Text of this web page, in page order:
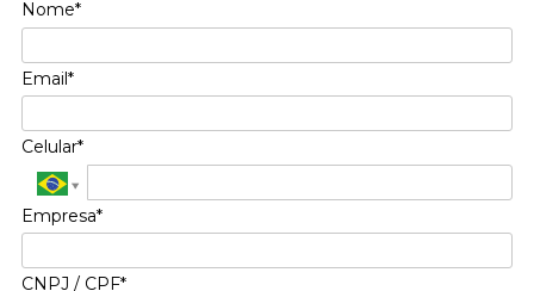
Nome*
Email*
Celular*
Empresa*
CNPJ / CPF*